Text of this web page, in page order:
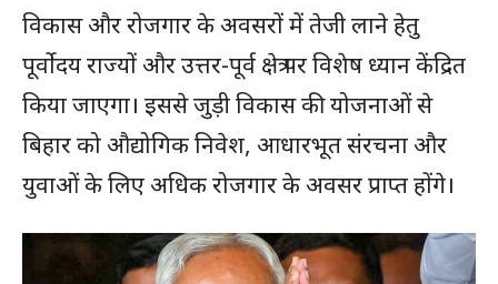
विकास और रोजगार के अवसरों में तेजी लाने हेतु
पूर्वोदय राज्यों और उत्तर-पूर्व क्षेत्र पर विशेष ध्यान केंद्रित
किया जाएगा। इससे जुड़ी विकास की योजनाओं से
बिहार को औद्योगिक निवेश, आधारभूत संरचना और
युवाओं के लिए अधिक रोजगार के अवसर प्राप्त होंगे।